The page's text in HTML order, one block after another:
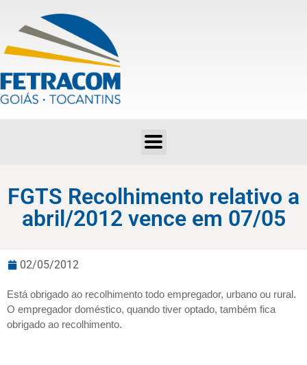
FGTS Recolhimento relativo a
abril/2012 vence em 07/05
02/05/2012
Está obrigado ao recolhimento todo empregador, urbano ou rural.
O empregador doméstico, quando tiver optado, também fica
obrigado ao recolhimento.